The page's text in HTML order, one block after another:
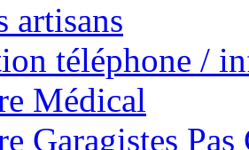
artisans
téléphone /
Médical
Garagistes Pas